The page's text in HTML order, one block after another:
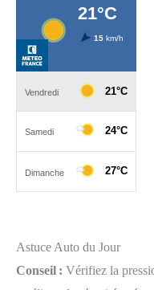
Astuce Auto du Jour
Conseil : Vérifiez la